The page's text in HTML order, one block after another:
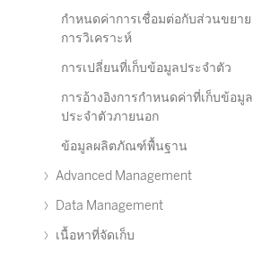
กำหนดค่าการเชื่อมต่อกับส่วนขยาย
การวิเคราะห์
การเปลี่ยนที่เก็บข้อมูลประจำตัว
การอ้างอิงการกำหนดค่าที่เก็บข้อมูล
ประจำตัวภายนอก
ข้อมูลผลิตภัณฑ์พื้นฐาน
Advanced Management
Data Management
เนื้อหาที่จัดเก็บ